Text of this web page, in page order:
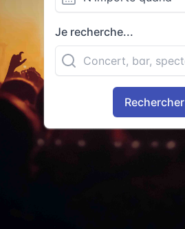
Je recherche...
Rechercher